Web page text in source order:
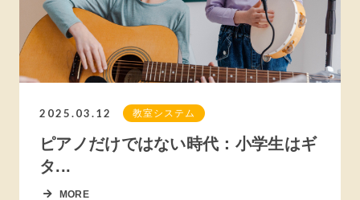
2025.03.12 教室システム
ピアノだけではない時代：小学生はギ
タ...
MORE